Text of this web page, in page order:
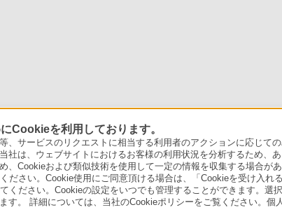
Cookieを利用しております。
、サービスのリクエストに相当する利用者のアクションに応じて
社は、ウェブサイトにおけるお客様の利用状況を分析するため、
、Cookieおよび類似技術を使用して一定の情報を収集する場合が
ださい。Cookie使用にご同意頂ける場合は、「Cookieを受け入れ
ください。Cookieの設定をいつでも管理することができます。選
す。 詳細については、当社のCookieポリシーをご覧ください。個